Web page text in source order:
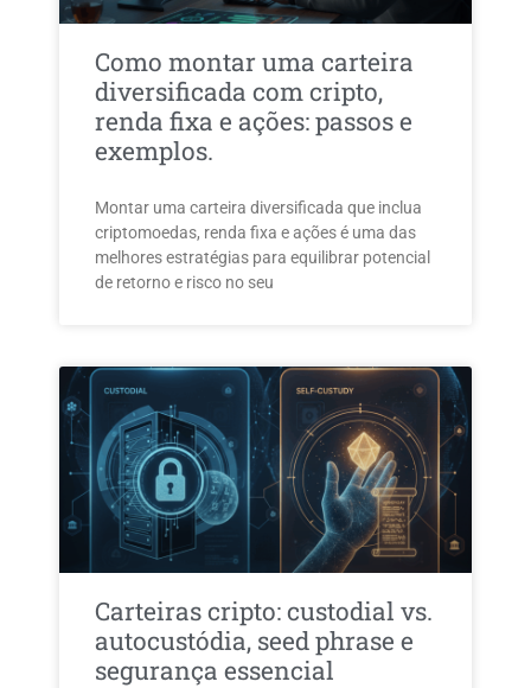
Como montar uma carteira
diversificada com cripto,
renda fixa e ações: passos e
exemplos.
Montar uma carteira diversificada que inclua
criptomoedas, renda fixa e ações é uma das
melhores estratégias para equilibrar potencial
de retorno e risco no seu
Carteiras cripto: custodial vs.
autocustódia, seed phrase e
segurança essencial